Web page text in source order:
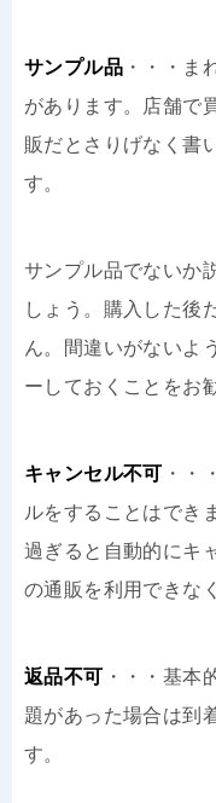
サンプル品 ・・・ま
があります。店舗で
販だとさりげなく書
す。
サンプル品でないか
しょう。購入した後
ん。間違いがないよ
ーしておくことをお
キャンセル不可 ・・
ルをすることはでき
過ぎると自動的にキ
の通販を利用できな
返品不可 ・・・基本
題があった場合は到
す。